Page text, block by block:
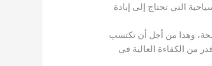
التي تحتاج إلى إبادة
وهذا من أجل أن تكتسب
من الكفاءة العالية في